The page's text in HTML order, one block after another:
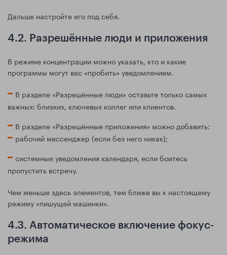
Дальше настройте его под себя.
4.2. Разрешённые люди и приложения
В режиме концентрации можно указать, кто и какие
программы могут вас «пробить» уведомлением.
В разделе «Разрешённые люди» оставьте только самых
важных: близких, ключевых коллег или клиентов.
В разделе «Разрешённые приложения» можно добавить:
рабочий мессенджер (если без него никак);
системные уведомления календаря, если боитесь
пропустить встречу.
Чем меньше здесь элементов, тем ближе вы к настоящему
режиму «пишущей машинки».
4.3. Автоматическое включение фокус-
режима